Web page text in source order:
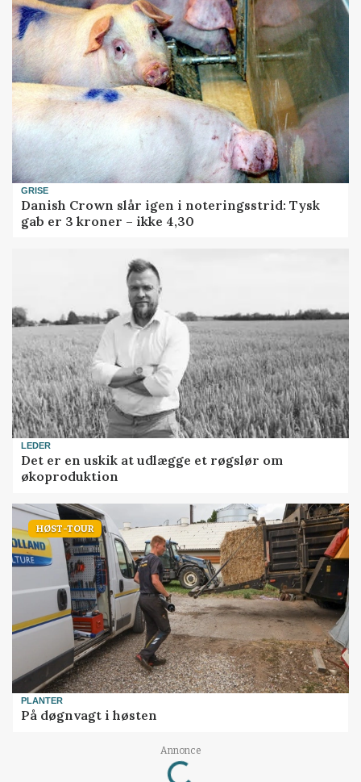
GRISE
Danish Crown slår igen i noteringsstrid: Tysk
gab er 3 kroner – ikke 4,30
LEDER
Det er en uskik at udlægge et røgslør om
økoproduktion
HØST-TOUR
PLANTER
På døgnvagt i høsten
Annonce
Loading...